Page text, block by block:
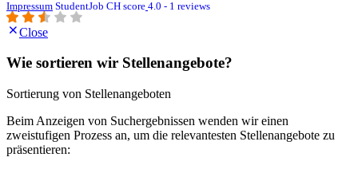
Impressum StudentJob CH score 4.0 - 1 reviews
Close
Wie sortieren wir Stellenangebote?
Sortierung von Stellenangeboten
Beim Anzeigen von Suchergebnissen wenden wir einen
zweistufigen Prozess an, um die relevantesten Stellenangebote zu
präsentieren: